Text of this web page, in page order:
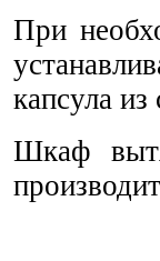
При
капсула из
Шкаф